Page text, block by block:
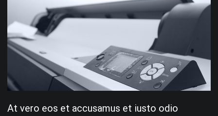
At vero eos et accusamus et iusto odio